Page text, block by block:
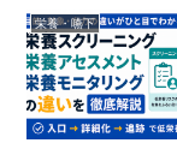
栄養・嚥下